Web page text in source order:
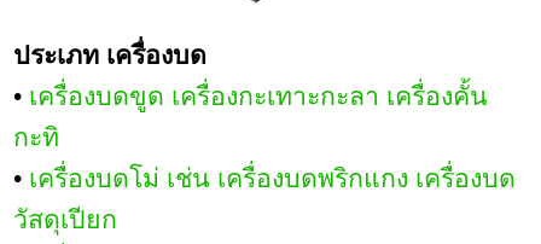
ประเภท เครื่องบด
• เครื่องบดขูด เครื่องกะเทาะกะลา เครื่องคั้น
กะทิ
• เครื่องบดโม่ เช่น เครื่องบดพริกแกง เครื่องบด
วัสดุเปียก